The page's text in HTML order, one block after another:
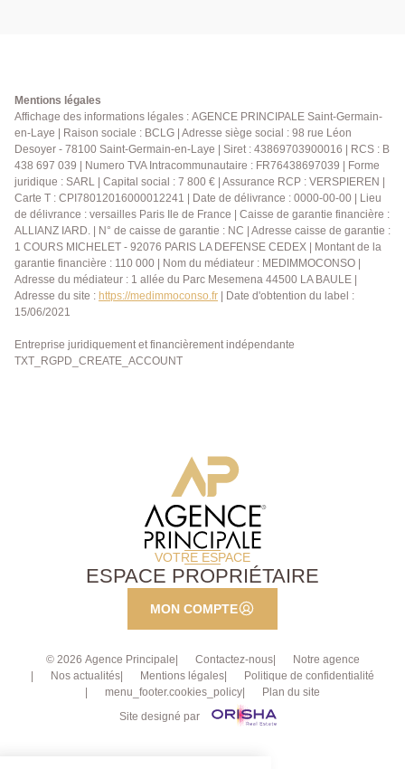
Mentions légales
Affichage des informations légales : AGENCE PRINCIPALE Saint-Germain-
en-Laye | Raison sociale : BCLG | Adresse siège social : 98 rue Léon
Desoyer - 78100 Saint-Germain-en-Laye | Siret : 43869703900016 | RCS : B
438 697 039 | Numero TVA Intracommunautaire : FR76438697039 | Forme
juridique : SARL | Capital social : 7 800 € | Assurance RCP : VERSPIEREN |
Carte T : CPI78012016000012241 | Date de délivrance : 0000-00-00 | Lieu
de délivrance : versailles Paris Ile de France | Caisse de garantie financière :
ALLIANZ IARD. | N° de caisse de garantie : NC | Adresse caisse de garantie :
1 COURS MICHELET - 92076 PARIS LA DEFENSE CEDEX | Montant de la
garantie financière : 110 000 | Nom du médiateur : MEDIMMOCONSO |
Adresse du médiateur : 1 allée du Parc Mesemena 44500 LA BAULE |
Adresse du site : https://medimmoconso.fr | Date d'obtention du label :
15/06/2021
Entreprise juridiquement et financièrement indépendante
TXT_RGPD_CREATE_ACCOUNT
VOTRE ESPACE
ESPACE PROPRIÉTAIRE
MON COMPTE
© 2026 Agence Principale Contactez-nous
Notre agence
Nos actualités
Mentions légales
Politique de confidentialité
menu_footer.cookies_policy
Plan du site
Site designé par